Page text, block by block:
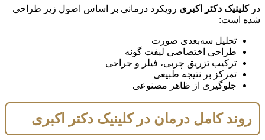
درکلینیک دکتر اکبری رویکرد درمانی بر اساس اصول زیر طراحی
شده است:
تحلیل سه‌بعدی صورت
طراحی اختصاصی لیفت گونه
ترکیب تزریق چربی، فیلر و جراحی
تمرکز بر نتیجه طبیعی
جلوگیری از ظاهر مصنوعی
روند کامل درمان در کلینیک دکتر اکبری